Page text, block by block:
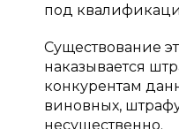
под
Существование
наказывается
конкурентам
виновных,
несущественно.